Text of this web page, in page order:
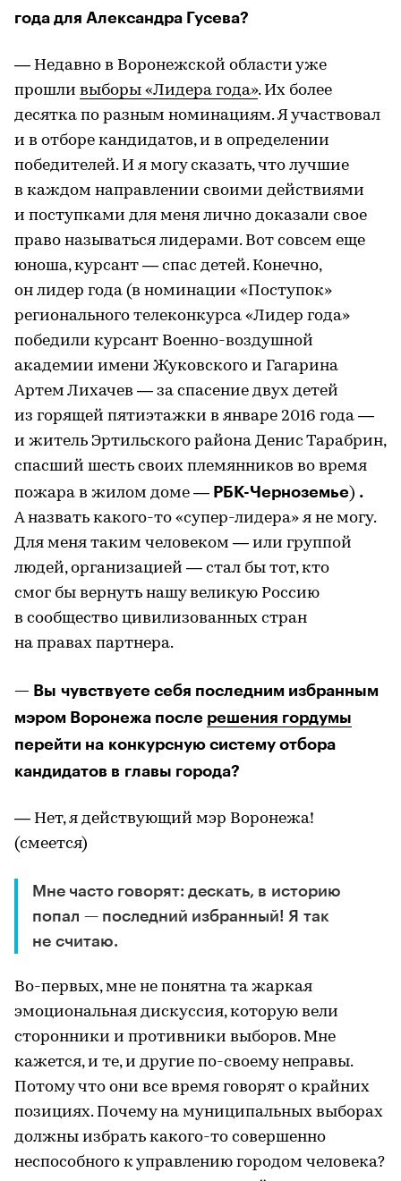
года для Александра Гусева?
— Недавно в Воронежской области уже
прошли выборы «Лидера года». Их более
десятка по разным номинациям. Я участвовал
и в отборе кандидатов, и в определении
победителей. И я могу сказать, что лучшие
в каждом направлении своими действиями
и поступками для меня лично доказали свое
право называться лидерами. Вот совсем еще
юноша, курсант — спас детей. Конечно,
он лидер года (в номинации «Поступок»
регионального телеконкурса «Лидер года»
победили курсант Военно-воздушной
академии имени Жуковского и Гагарина
Артем Лихачев — за спасение двух детей
из горящей пятиэтажки в январе 2016 года —
и житель Эртильского района Денис Тарабрин,
спасший шесть своих племянников во время
пожара в жилом доме — РБК-Черноземье) .
А назвать какого-то «супер-лидера» я не могу.
Для меня таким человеком — или группой
людей, организацией — стал бы тот, кто
смог бы вернуть нашу великую Россию
в сообщество цивилизованных стран
на правах партнера.
— Вы чувствуете себя последним избранным
мэром Воронежа после решения гордумы
перейти на конкурсную систему отбора
кандидатов в главы города?
— Нет, я действующий мэр Воронежа!
(смеется)
Мне часто говорят: дескать, в историю
попал — последний избранный! Я так
не считаю.
Во-первых, мне не понятна та жаркая
эмоциональная дискуссия, которую вели
сторонники и противники выборов. Мне
кажется, и те, и другие по-своему неправы.
Потому что они все время говорят о крайних
позициях. Почему на муниципальных выборах
должны избрать какого-то совершенно
неспособного к управлению городом человека?